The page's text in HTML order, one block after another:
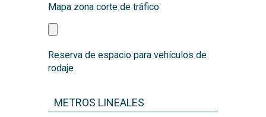
Mapa zona corte de tráfico
Reserva de espacio para vehículos de
rodaje